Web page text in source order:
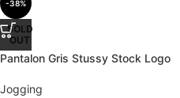
-38%
SOLD
OUT
Pantalon Gris Stussy Stock Logo
Jogging